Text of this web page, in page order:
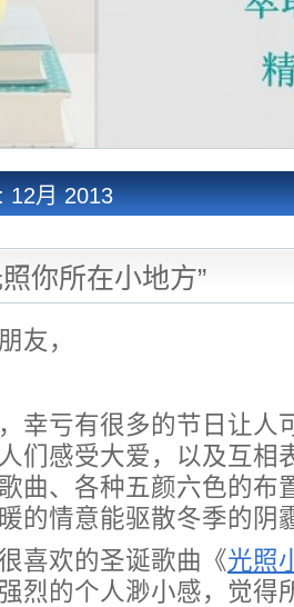
12月 2013
你所在小地方”
友，
幸亏有很多的节日让人
们感受大爱，以及互相
曲、各种五颜六色的布
的情意能驱散冬季的阴
喜欢的圣诞歌曲《光照
烈的个人渺小感，觉得